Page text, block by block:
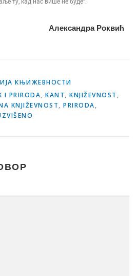
ту, кад нас више не буде“.
Александра Роквић
КЊИЖЕВНОСТИ
I PRIRODA, KANT, KNJIŽEVNOST ,
KNJIŽEVNOST, PRIRODA,